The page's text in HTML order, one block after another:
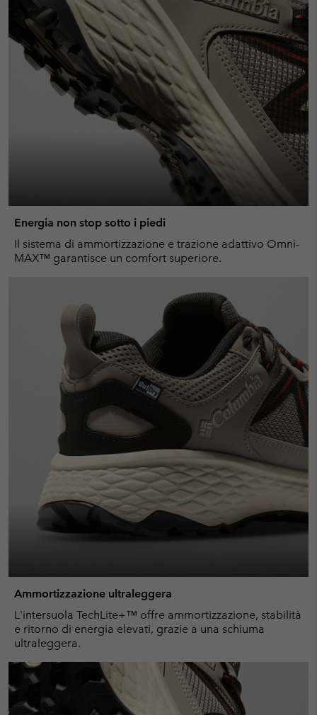
Energia non stop sotto i piedi
Il sistema di ammortizzazione e trazione adattivo Omni-
MAX™ garantisce un comfort superiore.
Ammortizzazione ultraleggera
L'intersuola TechLite+™ offre ammortizzazione, stabilità
e ritorno di energia elevati, grazie a una schiuma
ultraleggera.